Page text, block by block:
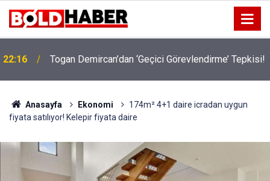
19:32 Sıcak Havalarda Ödem Şikayetini Hafife Almayın!
Anasayfa Ekonomi
174m² 4+1 daire icradan uygun
fiyata satılıyor! Kelepir fiyata daire